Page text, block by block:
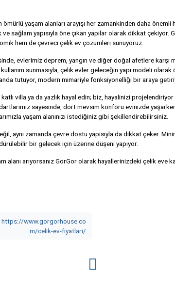
yaşam alanları arayışı her zamankinden daha önemli
sağlam yapısıyla öne çıkan yapılar olarak dikkat
hem de çevreci çelik ev çözümleri sunuyoruz.
evlerimiz deprem, yangın ve diğer doğal afetlere karşı
sunmasıyla, çelik evler geleceğin yapı modeli olarak
tutuyor, modern mimariyle fonksiyonelliği bir araya
villa ya da yazlık hayal edin; biz, hayalinizi
sayesinde, dört mevsim konforu evinizde
yaşam alanınızı istediğiniz gibi şekillendirebilirsiniz.
aynı zamanda çevre dostu yapısıyla da dikkat çeker.
bir gelecek için üzerine düşeni yapıyor.
arıyorsanız GorGor olarak hayallerinizdeki çelik eve
https://www.gorgorhouse.co
m/celik-ev-fiyatlari/